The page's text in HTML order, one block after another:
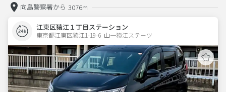
向島警察署から 3076m
江東区猿江１丁目ステーション
東京都江東区猿江1-19-6  山一猿江ステーツ